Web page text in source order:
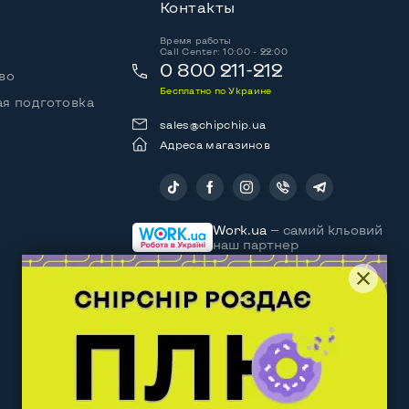
подготовка
Контакты
Время работы
Call Center: 10:00 - 22:00
0 800 211-212
Бесплатно по Украине
sales@chipchip.ua
Адреса магазинов
Work.ua — самий кльовий
наш партнер